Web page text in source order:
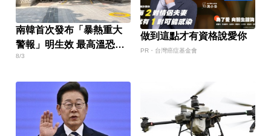
南韓首次發布「暴熱重大
警報」明生效 最高溫恐飆
破39度
8/3
做到這點才有資格說愛你
PR・台灣癌症基金會